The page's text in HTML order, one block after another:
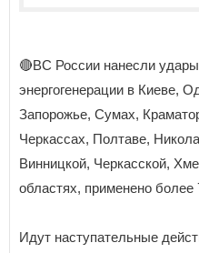
🔴ВС России нанесли
энергогенерации в Киеве,
Запорожье, Сумах,
Черкассах, Полтаве,
Винницкой, Черкасской,
областях, применено более
Идут наступательные